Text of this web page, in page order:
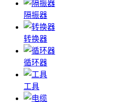
隔振器
转换器
循环器
工具